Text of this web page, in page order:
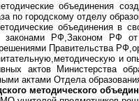
объединения
по городскому отделу
объединения в
законами РФ,Законом РФ
Правительства
и
актов Министерства
актами Отдела
методического